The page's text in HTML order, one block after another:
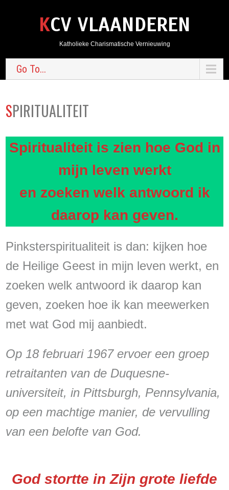
KCV VLAANDEREN
Katholieke Charismatische Vernieuwing
Go To...
SPIRITUALITEIT
Spiritualiteit is zien hoe God in
mijn leven werkt
en zoeken welk antwoord ik
daarop kan geven.
Pinksterspiritualiteit is dan: kijken hoe
de Heilige Geest in mijn leven werkt, en
zoeken welk antwoord ik daarop kan
geven, zoeken hoe ik kan meewerken
met wat God mij aanbiedt.
Op 18 februari 1967 ervoer een groep
retraitanten van de Duquesne-
universiteit, in Pittsburgh, Pennsylvania,
op een machtige manier, de vervulling
van een belofte van God.
God stortte in Zijn grote liefde